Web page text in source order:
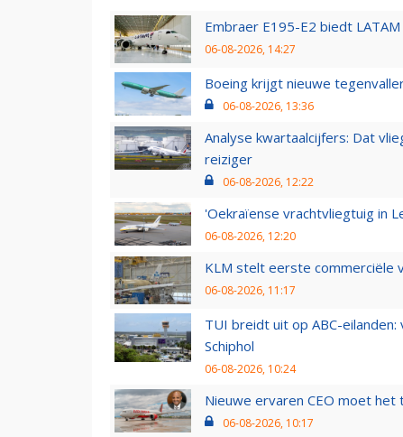
Embraer E195-E2 biedt
06-08-2026, 14:27
Boeing krijgt nieuwe
06-08-2026, 13:36
Analyse kwartaalcijfers: Dat
reiziger
06-08-2026, 12:22
'Oekraïense vrachtvliegtuig in
06-08-2026, 12:20
KLM stelt eerste commerciële
06-08-2026, 11:17
TUI breidt uit op ABC-
Schiphol
06-08-2026, 10:24
Nieuwe ervaren CEO moet
06-08-2026, 10:17